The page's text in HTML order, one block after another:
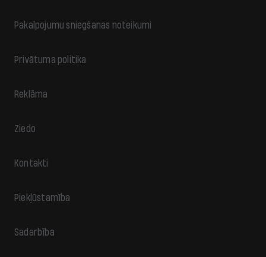
Pakalpojumu sniegšanas noteikumi
Privātuma politika
Reklāma
Ziedo
Kontakti
Piekļūstamība
Sadarbība